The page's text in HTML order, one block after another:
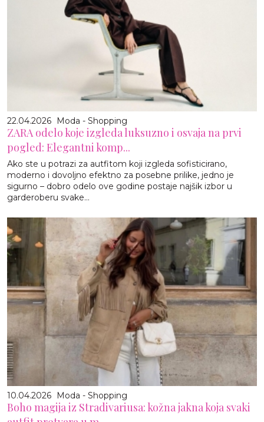
22.04.2026 Moda - Shopping
ZARA odelo koje izgleda luksuzno i osvaja na prvi
pogled: Elegantni komp...
Ako ste u potrazi za autfitom koji izgleda sofisticirano,
moderno i dovoljno efektno za posebne prilike, jedno je
sigurno – dobro odelo ove godine postaje najšik izbor u
garderoberu svake...
10.04.2026 Moda - Shopping
Boho magija iz Stradivariusa: kožna jakna koja svaki